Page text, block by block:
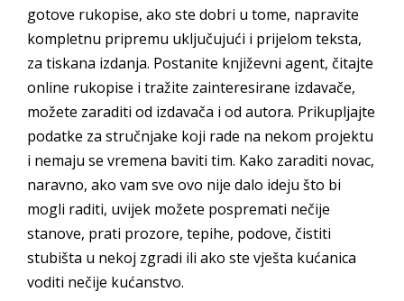
gotove rukopise, ako ste dobri u tome, napravite
kompletnu pripremu uključujući i prijelom teksta,
za tiskana izdanja. Postanite književni agent, čitajte
online rukopise i tražite zainteresirane izdavače,
možete zaraditi od izdavača i od autora. Prikupljajte
podatke za stručnjake koji rade na nekom projektu
i nemaju se vremena baviti tim. Kako zaraditi novac,
naravno, ako vam sve ovo nije dalo ideju što bi
mogli raditi, uvijek možete pospremati nečije
stanove, prati prozore, tepihe, podove, čistiti
stubišta u nekoj zgradi ili ako ste vješta kućanica
voditi nečije kućanstvo.